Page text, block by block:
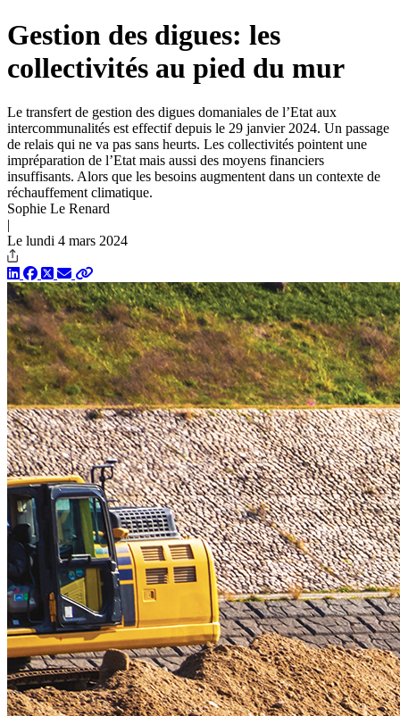
Gestion des digues: les
collectivités au pied du mur
Le transfert de gestion des digues domaniales de l’Etat aux
intercommunalités est effectif depuis le 29 janvier 2024. Un passage
de relais qui ne va pas sans heurts. Les collectivités pointent une
impréparation de l’Etat mais aussi des moyens financiers
insuffisants. Alors que les besoins augmentent dans un contexte de
réchauffement climatique.
Sophie Le Renard
|
Le lundi 4 mars 2024